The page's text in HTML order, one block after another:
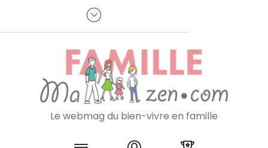
Je m'inscris à la newsletter
Le webmag du bien-vivre en famille
Skip to content
Panneau de gestion des cookies